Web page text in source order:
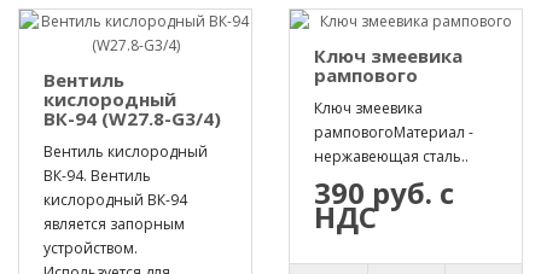
Вентиль
кислородный
ВК-94 (W27.8-G3/4)
Вентиль кислородный
ВК-94. Вентиль
кислородный ВК-94
является запорным
устройством.
Ключ змеевика
рампового
Ключ змеевика
рамповогоМатериал -
нержавеющая сталь..
390 руб. с
НДС